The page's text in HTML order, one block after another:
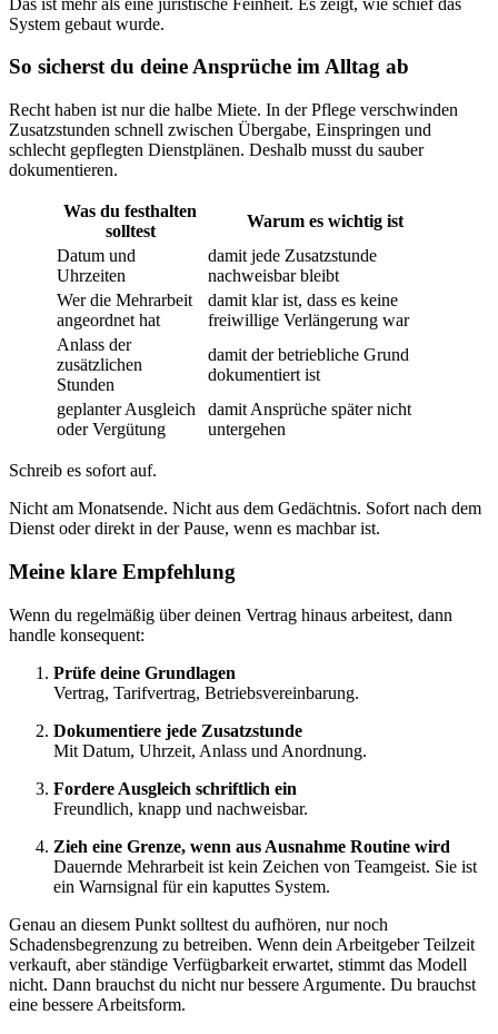
System gebaut wurde.
So sicherst du deine Ansprüche im Alltag ab
Recht haben ist nur die halbe Miete. In der Pflege verschwinden
Zusatzstunden schnell zwischen Übergabe, Einspringen und
schlecht gepflegten Dienstplänen. Deshalb musst du sauber
dokumentieren.
Was du festhalten
solltest
Warum es wichtig ist
Datum und
Uhrzeiten
damit jede Zusatzstunde
nachweisbar bleibt
Wer die Mehrarbeit
angeordnet hat
damit klar ist, dass es keine
freiwillige Verlängerung war
Anlass der
zusätzlichen
Stunden
damit der betriebliche Grund
dokumentiert ist
geplanter Ausgleich
oder Vergütung
damit Ansprüche später nicht
untergehen
Schreib es sofort auf.
Nicht am Monatsende. Nicht aus dem Gedächtnis. Sofort nach dem
Dienst oder direkt in der Pause, wenn es machbar ist.
Meine klare Empfehlung
Wenn du regelmäßig über deinen Vertrag hinaus arbeitest, dann
handle konsequent:
Prüfe deine Grundlagen
Vertrag, Tarifvertrag, Betriebsvereinbarung.
Dokumentiere jede Zusatzstunde
Mit Datum, Uhrzeit, Anlass und Anordnung.
Fordere Ausgleich schriftlich ein
Freundlich, knapp und nachweisbar.
Zieh eine Grenze, wenn aus Ausnahme Routine wird
Dauernde Mehrarbeit ist kein Zeichen von Teamgeist. Sie ist
ein Warnsignal für ein kaputtes System.
Genau an diesem Punkt solltest du aufhören, nur noch
Schadensbegrenzung zu betreiben. Wenn dein Arbeitgeber Teilzeit
verkauft, aber ständige Verfügbarkeit erwartet, stimmt das Modell
nicht. Dann brauchst du nicht nur bessere Argumente. Du brauchst
eine bessere Arbeitsform.